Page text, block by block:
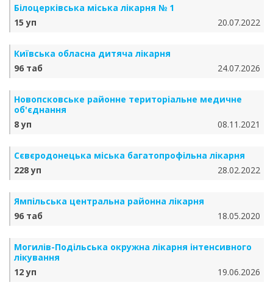
Білоцерківська міська лікарня № 1
15 уп
20.07.2022
Київська обласна дитяча лікарня
96 таб
24.07.2026
Новопсковське районне територіальне медичне
об'єднання
8 уп
08.11.2021
Сєвєродонецька міська багатопрофільна лікарня
228 уп
28.02.2022
Ямпільська центральна районна лікарня
96 таб
18.05.2020
Могилів-Подільська окружна лікарня інтенсивного
лікування
12 уп
19.06.2026